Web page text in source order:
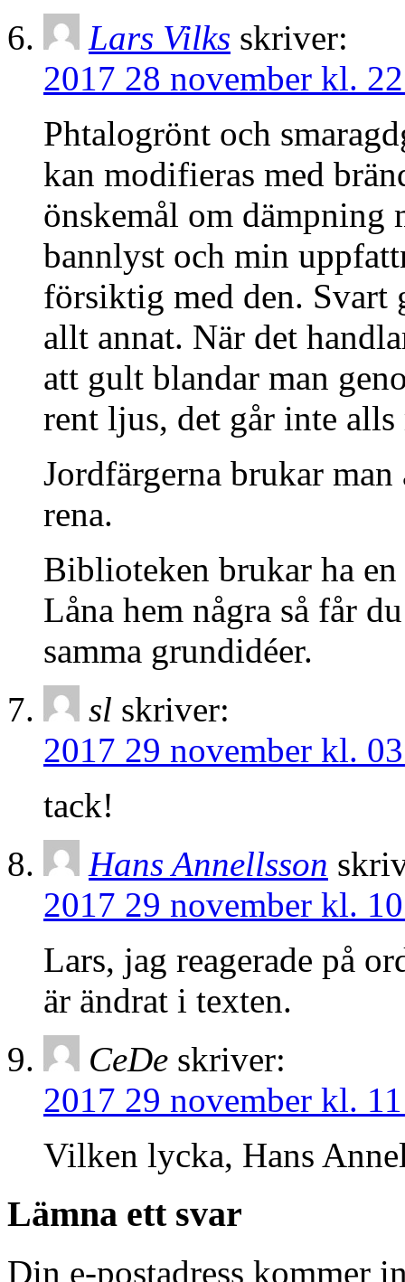
Lars Vilks skriver:
2017 28 november kl.
Phtalogrönt och
kan modifieras med
önskemål om dämpning
bannlyst och min
försiktig med den. Svart
allt annat. När det
att gult blandar man
rent ljus, det går inte
Jordfärgerna brukar
rena.
Biblioteken brukar ha
Låna hem några så får
samma grundidéer.
sl skriver:
2017 29 november kl.
tack!
Hans Annellsson
2017 29 november kl.
Lars, jag reagerade på
är ändrat i texten.
CeDe skriver:
2017 29 november kl.
Vilken lycka, Hans
Lämna ett svar
Din e-postadress kommer